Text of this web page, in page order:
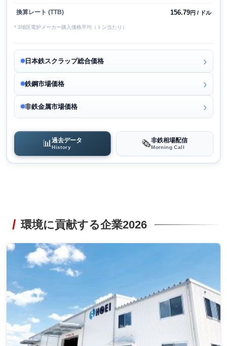
換算レート (TTB) 156.79円 / ドル
* 3地区電炉メーカー購入価格平均（トン当たり）
日本鉄スクラップ総合価格
鉄鋼市場価格
非鉄金属市場価格
📊過去データ
History 🗞️非鉄相場配信
Morning Call
環境に貢献する企業2026